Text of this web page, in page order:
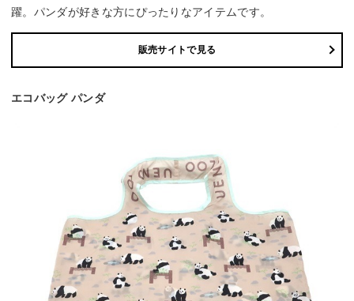
躍。パンダが好きな方にぴったりなアイテムです。
販売サイトで見る
エコバッグ パンダ